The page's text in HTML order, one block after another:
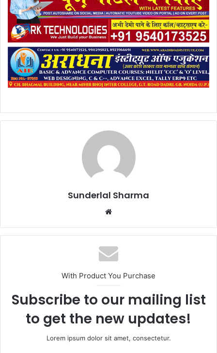
Sunderlal Sharma
Website
With Product You Purchase
Subscribe to our mailing list
to get the new updates!
Lorem ipsum dolor sit amet, consectetur.